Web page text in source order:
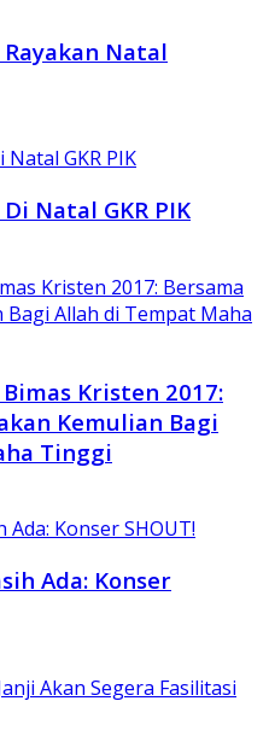
Natal
Natal GKR PIK
Kristen 2017:
Kemulian Bagi
Tinggi
Ada: Konser